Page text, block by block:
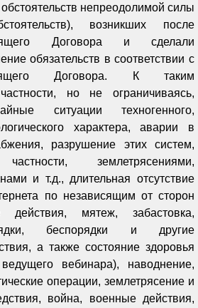
непреодолимой силы
возникших после
Договора и сделали
обязательств в соответствии с
Договора. К таким
но не ограничиваясь,
ситуации техногенного,
характера, аварии в
разрушение этих систем,
землетрясениями,
и т.д., длительная отсутствие
по независящим от сторон
действия, мятеж, забастовка,
беспорядки и другие
а также состояние здоровья
вебинара), наводнение,
операции, землетрясение и
война, военные действия,